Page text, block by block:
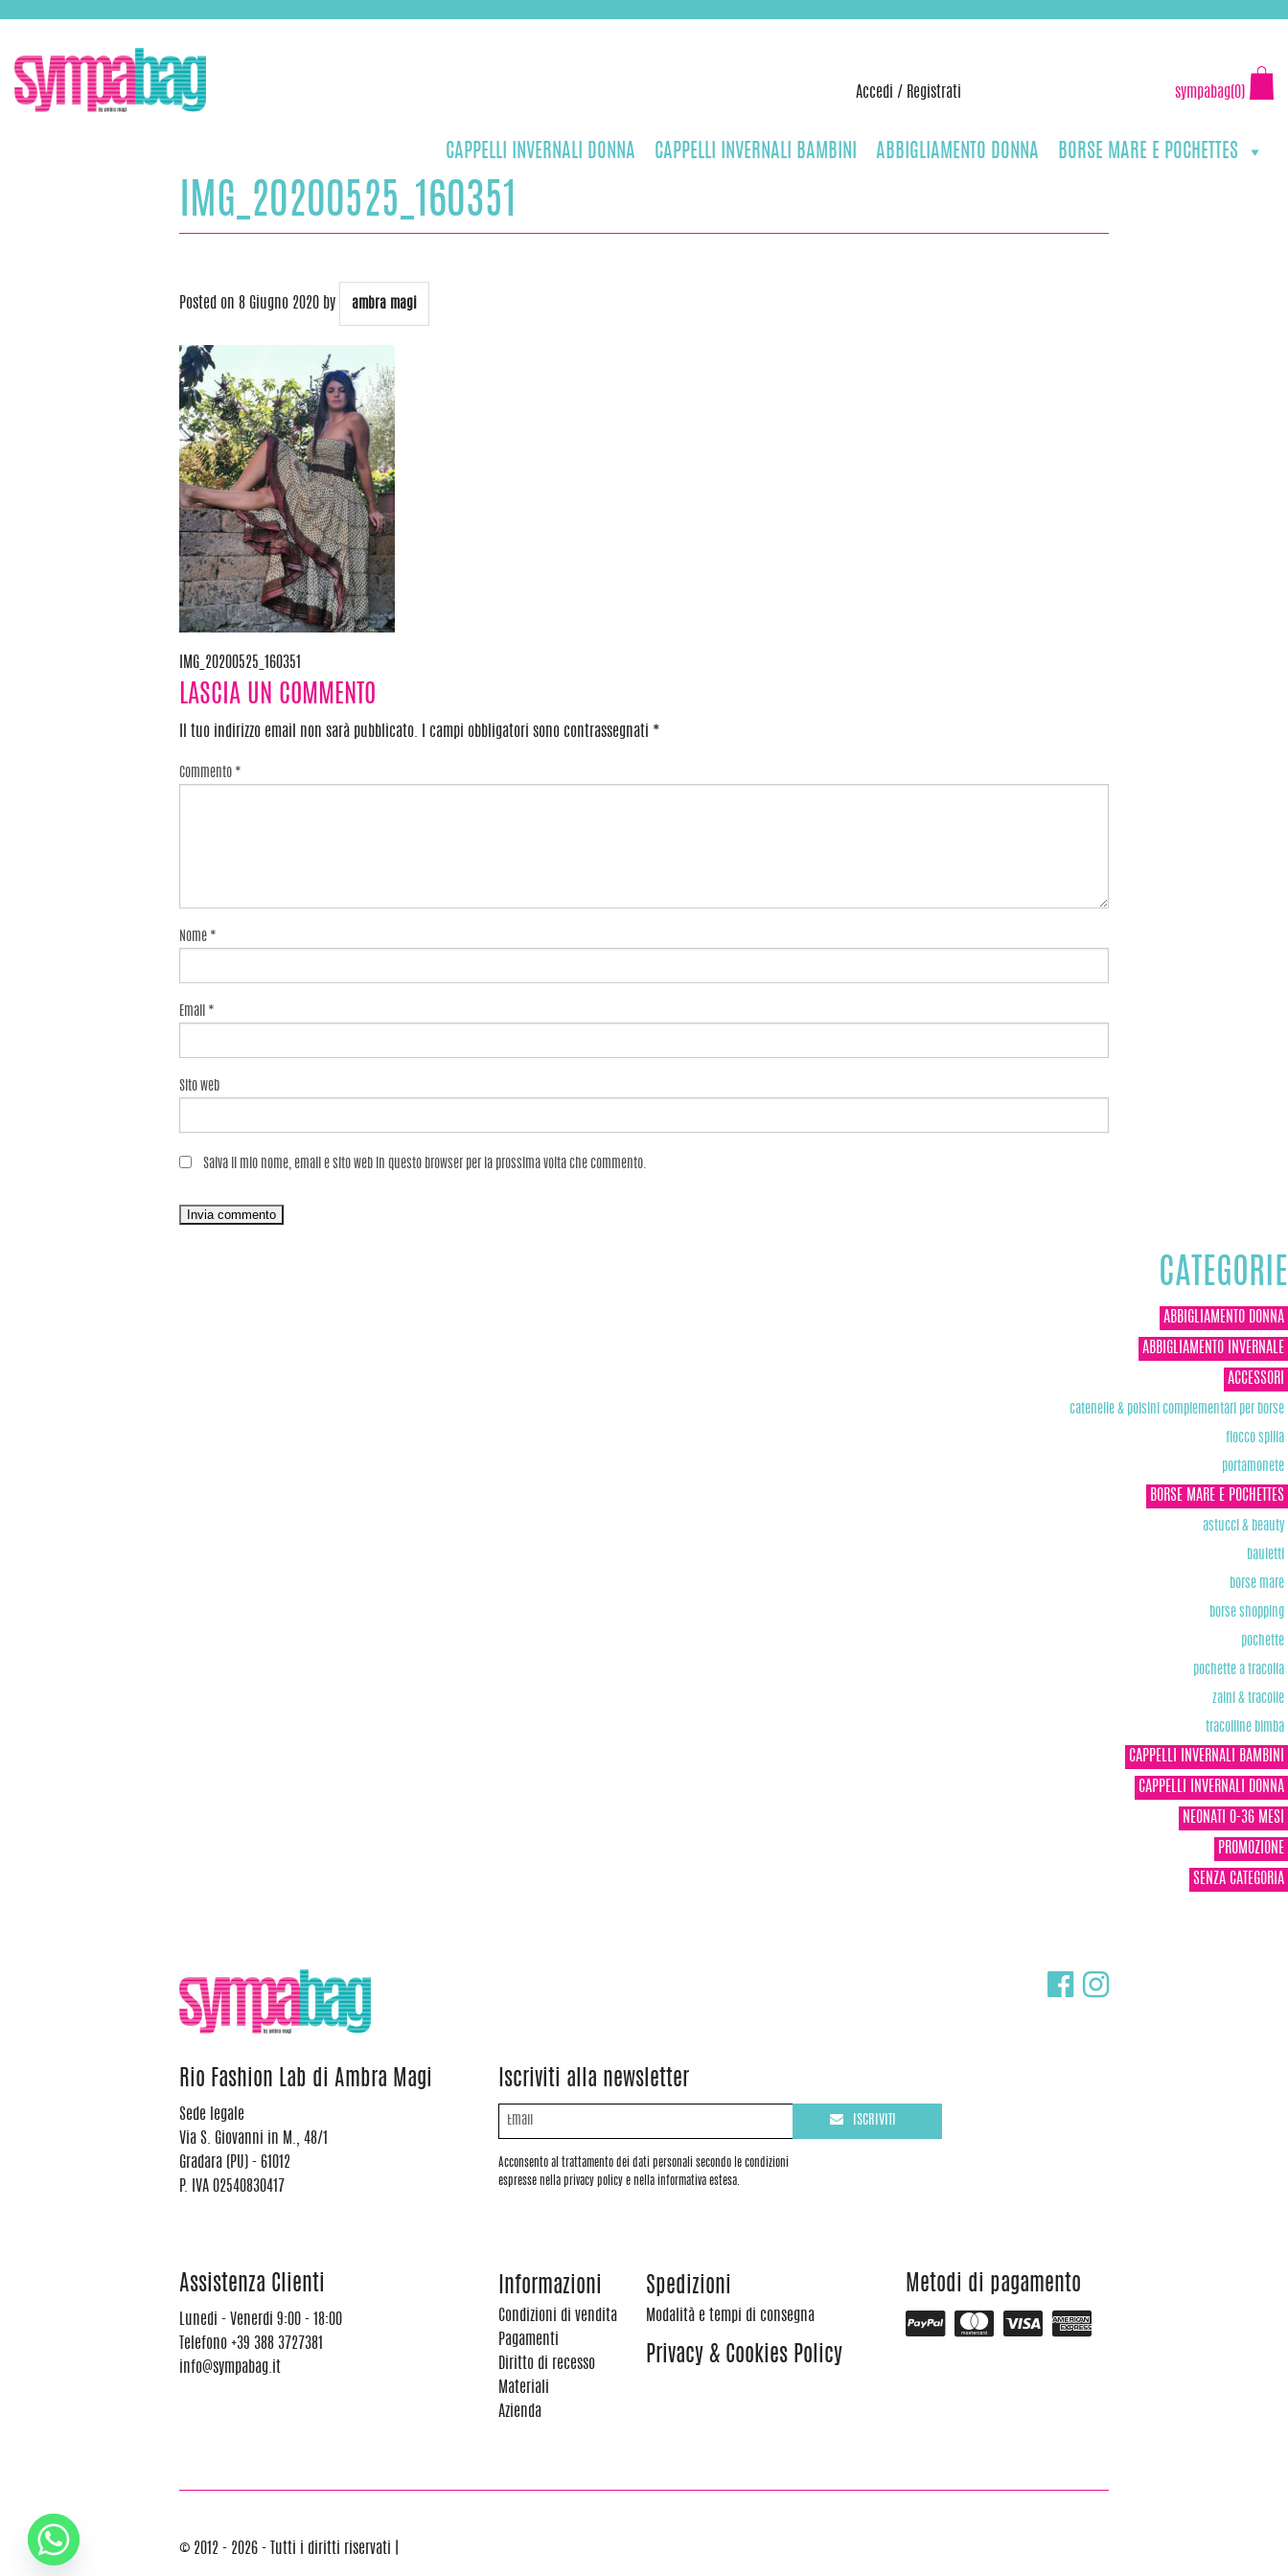
content
Accedi / Registrati sympabag(0)
CAPPELLI INVERNALI DONNA CAPPELLI INVERNALI BAMBINI ABBIGLIAMENTO DONNA BORSE MARE E POCHETTES
IMG_20200525_160351
Posted on 8 Giugno 2020 by ambra magi
Navigazione
articoli
IMG_20200525_160351
LASCIA UN COMMENTO
Il tuo indirizzo email non sarà pubblicato. I campi obbligatori sono contrassegnati *
Commento *
Nome *
Email *
Sito web
Salva il mio nome, email e sito web in questo browser per la prossima volta che commento.
CATEGORIE
ABBIGLIAMENTO DONNA
ABBIGLIAMENTO INVERNALE
ACCESSORI
catenelle & polsini complementari per borse
fiocco spilla
portamonete
BORSE MARE E POCHETTES
astucci & beauty
bauletti
borse mare
borse shopping
pochette
pochette a tracolla
zaini & tracolle
tracolline bimba
CAPPELLI INVERNALI BAMBINI
CAPPELLI INVERNALI DONNA
NEONATI 0-36 MESI
PROMOZIONE
SENZA CATEGORIA
Rio Fashion Lab di Ambra Magi
Sede legale
Via S. Giovanni in M., 48/1
Gradara (PU) - 61012
P. IVA 02540830417
Iscriviti alla newsletter
Acconsento al trattamento dei dati personali secondo le condizioni
espresse nella privacy policy e nella informativa estesa.
ISCRIVITI
Assistenza Clienti
Lunedi - Venerdi 9:00 - 18:00
Telefono +39 388 3727381
info@sympabag.it
Informazioni
Condizioni di vendita
Pagamenti
Diritto di recesso
Materiali
Azienda
Spedizioni
Modalità e tempi di consegna
Privacy & Cookies Policy
Metodi di pagamento
© 2012 - 2026 - Tutti i diritti riservati |